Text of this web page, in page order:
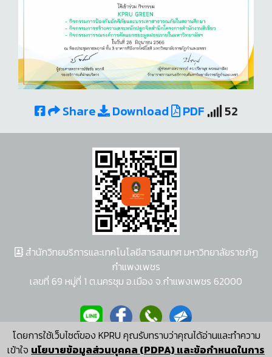
Share Download PDF 52
โดยการใช้เว็บไซต์ของ KPRU คุณรับทราบว่าคุณได้อ่านและทำความ
เข้าใจ นโยบายข้อมูลส่วนบุคคล (PDPA) และข้อกำหนดในการ
สำนักวิทยบริการและเทคโนโลยีสารสนเทศ มหาวิทยาลัยราชภัฏ
กำแพงเพชร
เลขที่ 69 หมู่ที่ 1 ต.นครชุม อ.เมือง จ.กำแพงเพชร 62000
ผู้พัฒนาระบบ อนุชา พวงผกา